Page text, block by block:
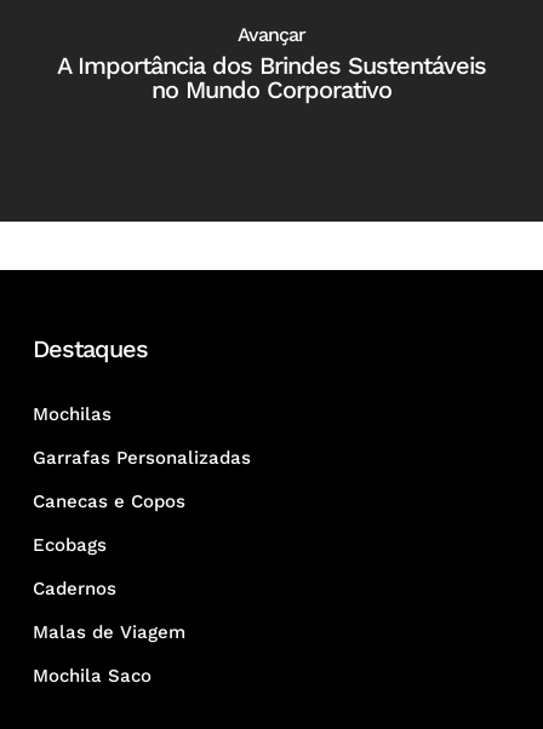
Avançar
A Importância dos Brindes Sustentáveis
no Mundo Corporativo
Destaques
Mochilas
Garrafas Personalizadas
Canecas e Copos
Ecobags
Cadernos
Malas de Viagem
Mochila Saco